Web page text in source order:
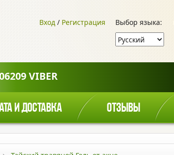
Выбор языка:
Вход / Регистрация
VIBER
И ДОСТАВКА ОТЗЫВЫ